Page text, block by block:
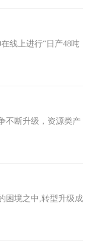
线上进行“日产48吨
不断升级，资源类产
困境之中,转型升级成